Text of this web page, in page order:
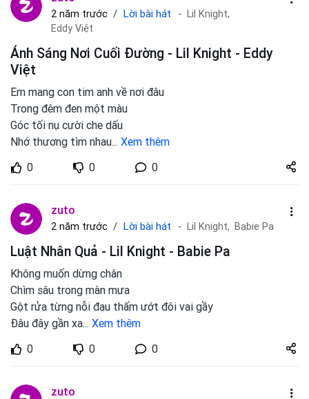
2 năm trước Lời bài hát
Lil Knight,
Eddy Việt
Ánh Sáng Nơi Cuối Đường - Lil Knight - Eddy
Việt
Em mang con tim anh về nơi đâu
Trong đêm đen một màu
Góc tối nụ cười che dấu
Nhớ thương tìm nhau... Xem thêm
0
0 0
Share
zuto.vn
zuto
2 năm trước Lời bài hát Lil Knight, Babie Pa
Luật Nhân Quả - Lil Knight - Babie Pa
Không muốn dừng chân
Chìm sâu trong màn mưa
Gột rửa từng nỗi đau thấm ướt đôi vai gầy
Đâu đây gần xa... Xem thêm
0
0 0
Share
zuto.vn
zuto